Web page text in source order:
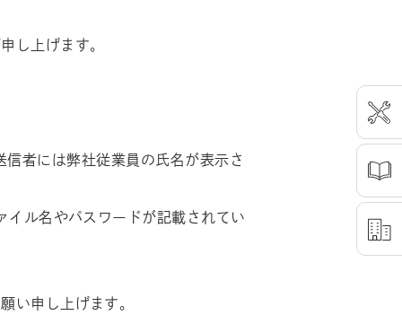
し上げます。
者には弊社従業員の氏名が表示さ
イル名やパスワードが記載されてい
い申し上げます。